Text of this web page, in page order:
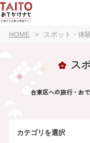
HOME スポット・体
ス
台東区への旅行・お
カテゴリを選択